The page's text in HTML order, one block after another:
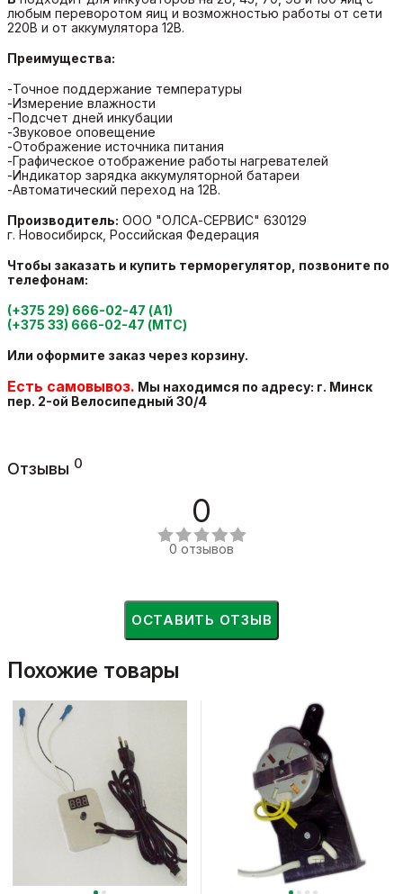
любым переворотом яиц и возможностью работы от сети
220В и от аккумулятора 12В.
Преимущества:
-Точное поддержание температуры
-Измерение влажности
-Подсчет дней инкубации
-Звуковое оповещение
-Отображение источника питания
-Графическое отображение работы нагревателей
-Индикатор зарядка аккумуляторной батареи
-Автоматический переход на 12В.
Производитель: ООО "ОЛСА-СЕРВИС" 630129
г. Новосибирск, Российская Федерация
Чтобы заказать и купить терморегулятор, позвоните по
телефонам:
(+375 29) 666-02-47 (А1)
(+375 33) 666-02-47 (МТС)
Или оформите заказ через корзину.
Есть самовывоз. Мы находимся по адресу: г. Минск
пер. 2-ой Велосипедный 30/4
Отзывы 0
0
0 отзывов
ОСТАВИТЬ ОТЗЫВ
Похожие товары